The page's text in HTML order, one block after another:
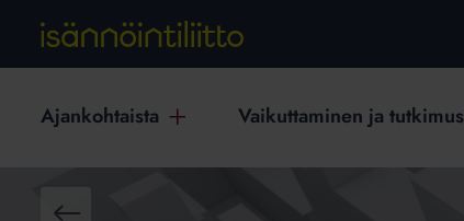
Ajankohtaista Vaikuttaminen ja tutkimus
Takaisin